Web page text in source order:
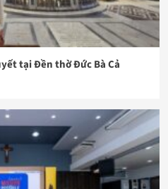
tại Đền thờ Đức Bà Cả